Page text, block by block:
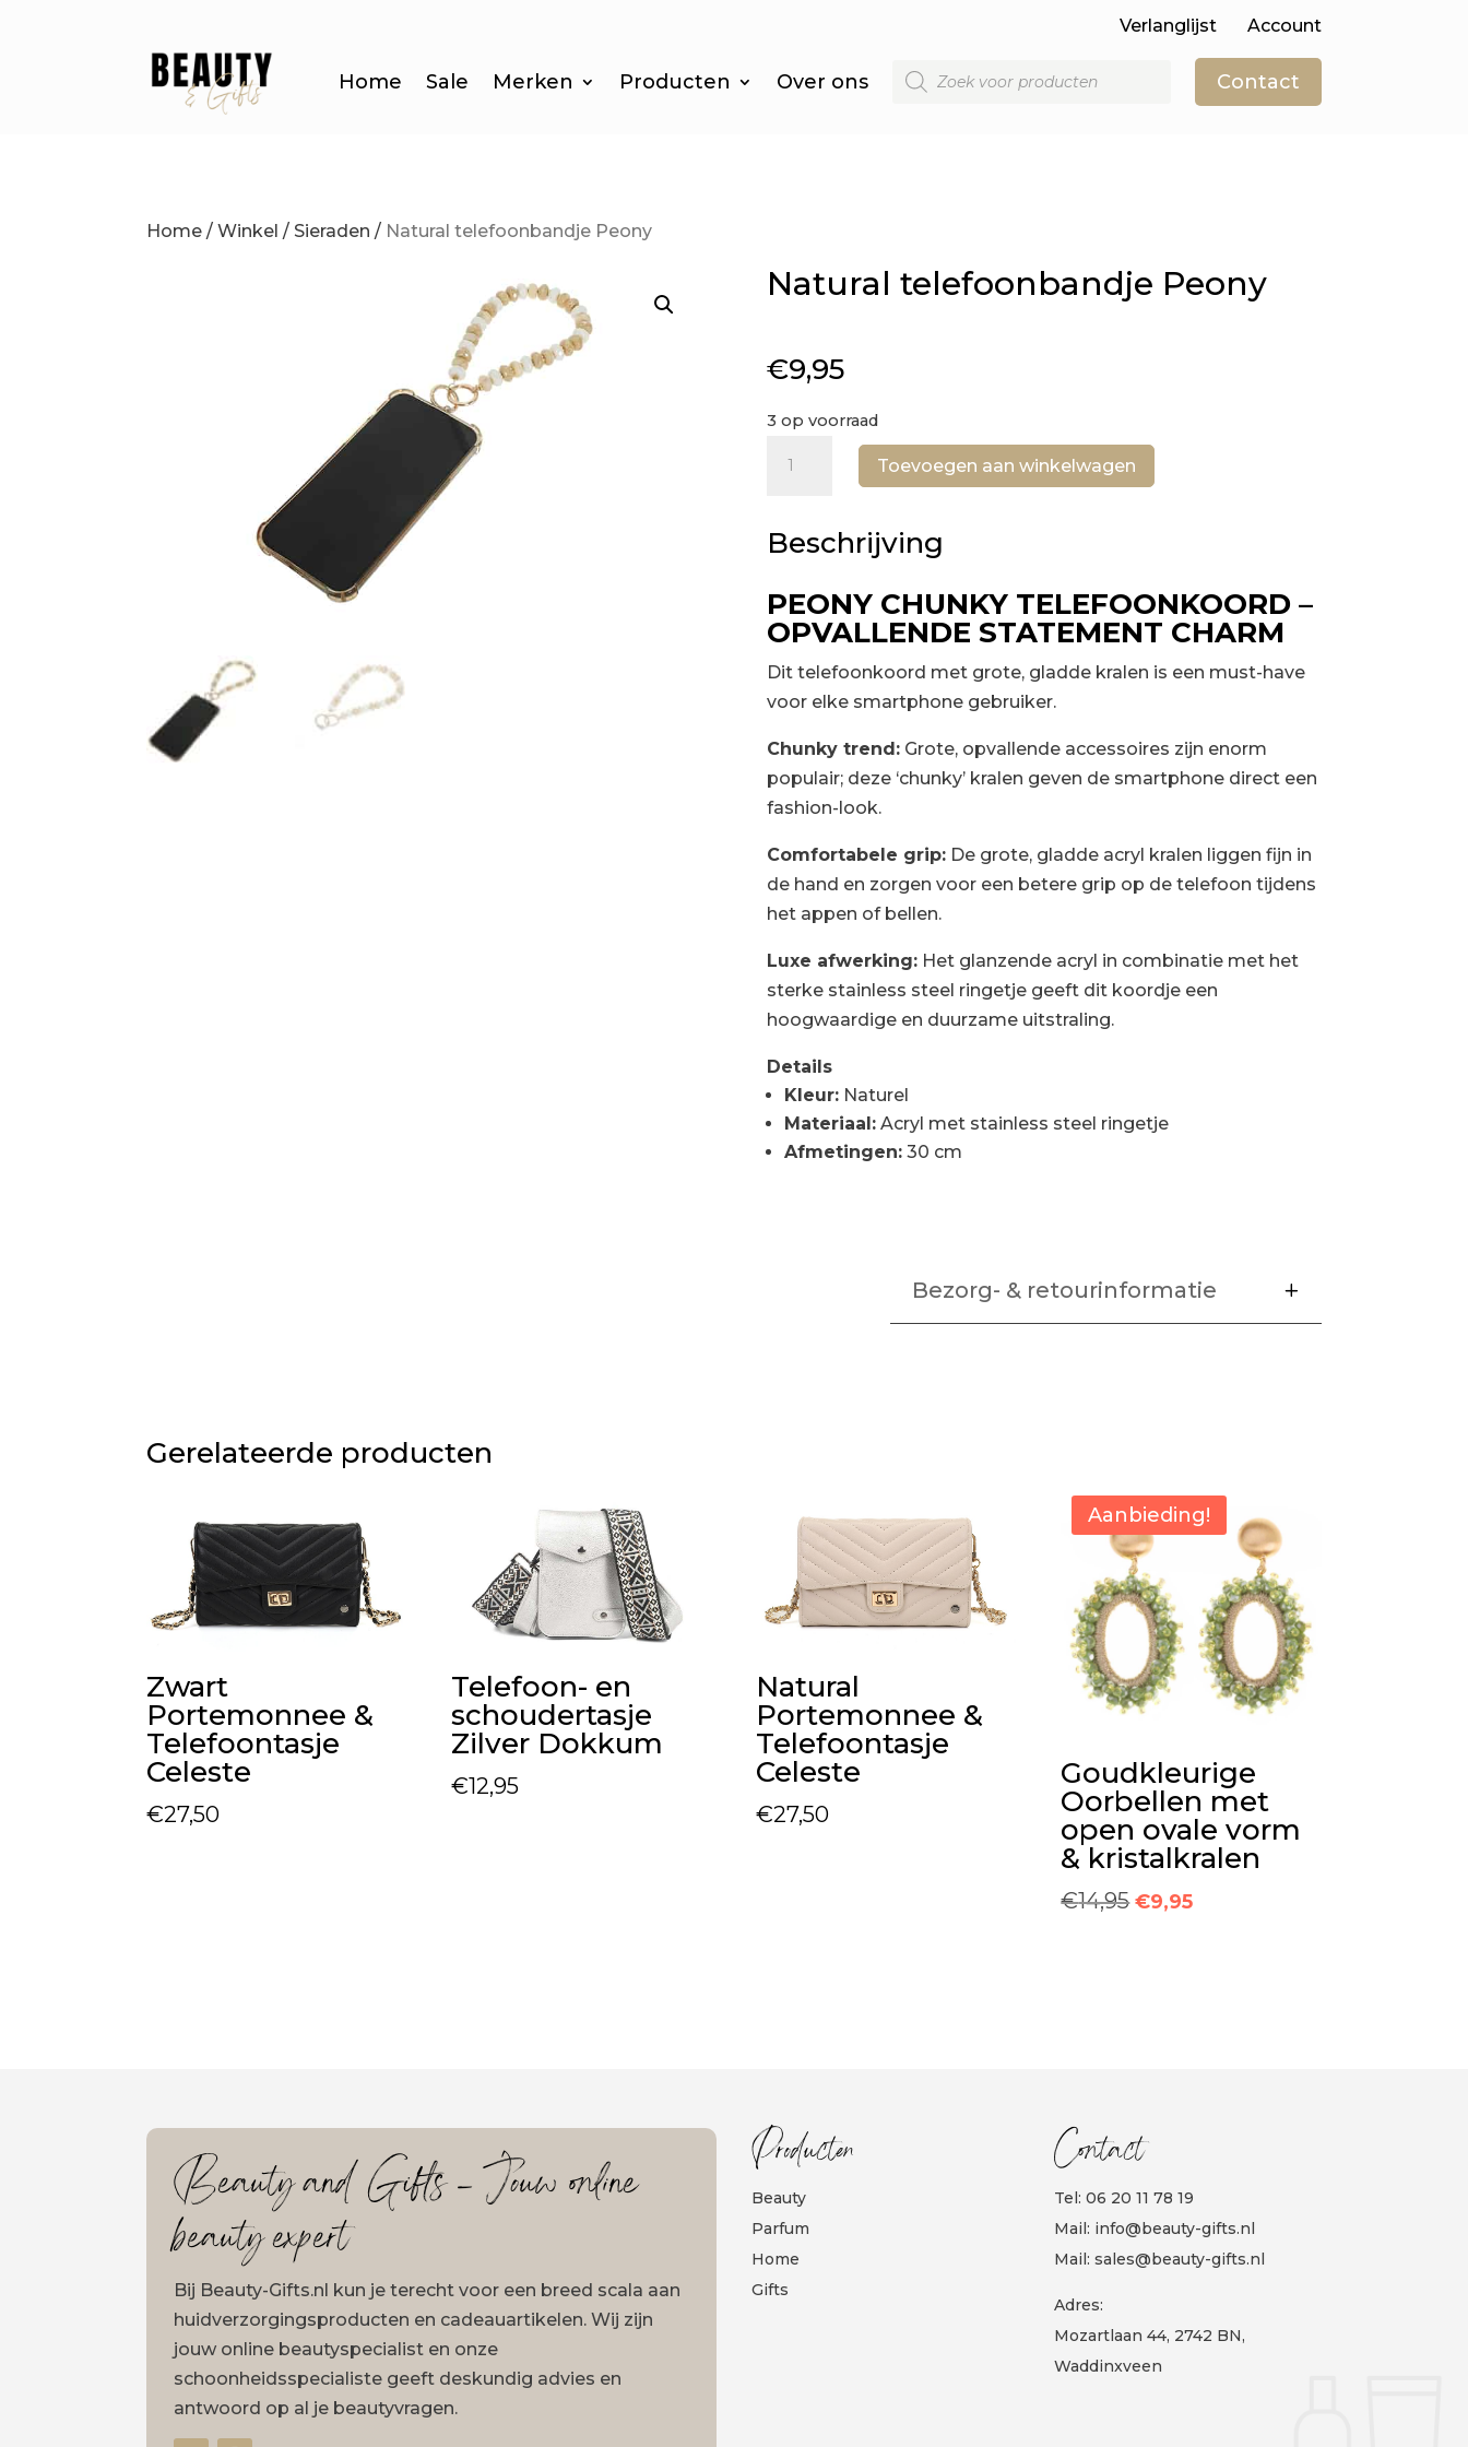
Verlanglijst Account
Home Sale Merken Producten Over ons
Producten
zoeken Contact
Home /Winkel / Sieraden / Natural telefoonbandje Peony
Natural telefoonbandje Peony
€9,95
3 op voorraad
telefoonbandje
aantal
Toevoegen aan winkelwagen
Beschrijving
PEONY CHUNKY TELEFOONKOORD –
OPVALLENDE STATEMENT CHARM
Dit telefoonkoord met grote, gladde kralen is een must-have
voor elke smartphone gebruiker.
Chunky trend:Grote, opvallende accessoires zijn enorm
populair; deze ‘chunky’ kralen geven de smartphone direct een
fashion-look.
Comfortabele grip:De grote, gladde acryl kralen liggen fijn in
de hand en zorgen voor een betere grip op de telefoon tijdens
het appen of bellen.
Luxe afwerking:Het glanzende acryl in combinatie met het
sterke stainless steel ringetje geeft dit koordje een
hoogwaardige en duurzame uitstraling.
Details
Kleur:Naturel
Materiaal:Acryl met stainless steel ringetje
Afmetingen:30 cm
Bezorg- & retourinformatie
Gerelateerde producten
Zwart
Portemonnee &
Telefoontasje
Celeste
€27,50
Telefoon- en
schoudertasje
Zilver Dokkum
€12,95
Natural
Portemonnee &
Telefoontasje
Celeste
€27,50
Aanbieding!
Goudkleurige
Oorbellen met
open ovale vorm
& kristalkralen
€14,95Oorspronkelijke
€9,95Huidige
Beauty and Gifts – Jouw online
beauty expert
Bij Beauty-Gifts.nl kun je terecht voor een breed scala aan
huidverzorgingsproducten en cadeauartikelen. Wij zijn
jouw online beautyspecialist en onze
schoonheidsspecialiste geeft deskundig advies en
antwoord op al je beautyvragen.
Producten
Beauty
Parfum
Home
Gifts
Contact
Tel: 06 20 11 78 19
Mail: info@beauty-gifts.nl
Mail: sales@beauty-gifts.nl
Adres:
Mozartlaan 44, 2742 BN,
Waddinxveen